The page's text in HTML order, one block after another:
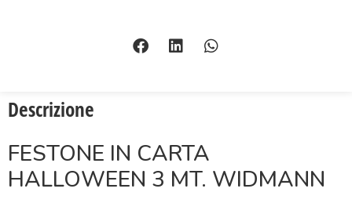
Descrizione
FESTONE IN CARTA
HALLOWEEN 3 MT. WIDMANN